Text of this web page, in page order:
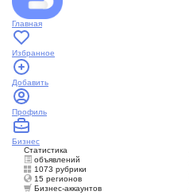
Главная
Избранное
Добавить
Профиль
Бизнес
Статистика
объявлений
1073 рубрики
15 регионов
Бизнес-аккаунтов